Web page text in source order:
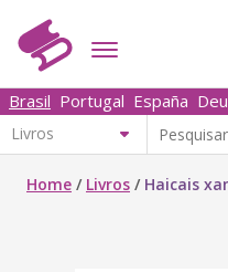
Brasil Portugal España
Home / Livros / Haicais